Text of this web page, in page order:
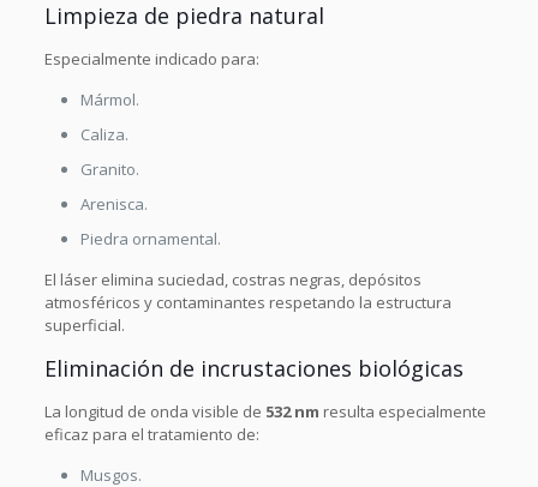
Limpieza de piedra natural
Especialmente indicado para:
Mármol.
Caliza.
Granito.
Arenisca.
Piedra ornamental.
El láser elimina suciedad, costras negras, depósitos
atmosféricos y contaminantes respetando la estructura
superficial.
Eliminación de incrustaciones biológicas
La longitud de onda visible de 532 nm resulta especialmente
eficaz para el tratamiento de:
Musgos.